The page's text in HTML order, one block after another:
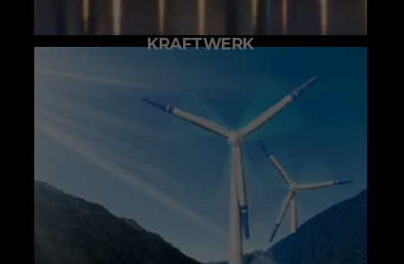
KRAFTWERK